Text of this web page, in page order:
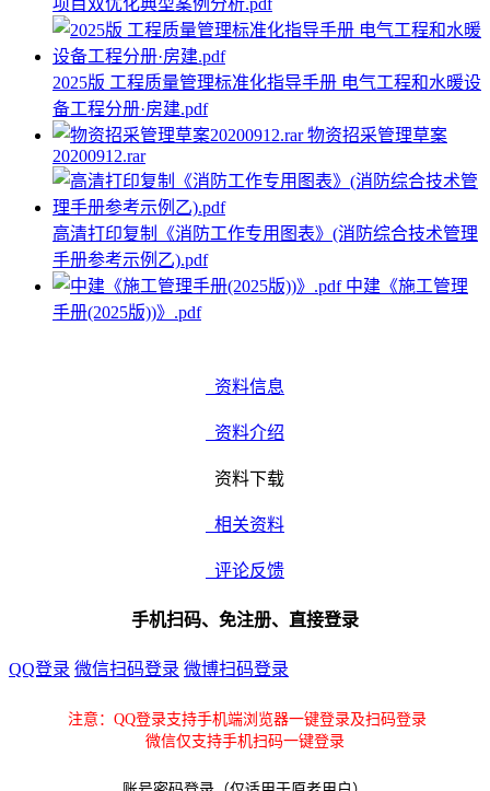
项目双优化典型案例分析.pdf
2025版 工程质量管理标准化指导手册 电气工程和水暖设
备工程分册·房建.pdf
物资招采管理草案
20200912.rar
高清打印复制《消防工作专用图表》(消防综合技术管理
手册参考示例乙).pdf
中建《施工管理
手册(2025版))》.pdf
资料信息
资料介绍
资料下载
相关资料
评论反馈
手机扫码、免注册、直接登录
QQ登录 微信扫码登录 微博扫码登录
注意：QQ登录支持手机端浏览器一键登录及扫码登录
微信仅支持手机扫码一键登录